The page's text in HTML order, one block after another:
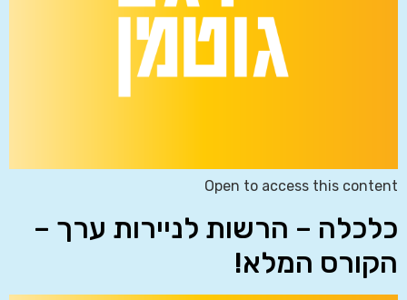
Open to access this content
כלכלה – הרשות לניירות ערך –
הקורס המלא!